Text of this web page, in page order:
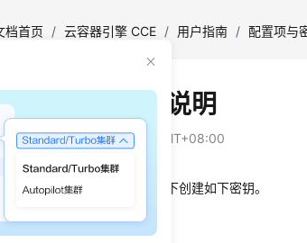
档首页 / 云容器引擎 CCE / 用户指南 / 配置项与
集群系统密钥说明
更新时间：2026-07-28 GMT+08:00
CCE默认会在每个命名空间下创建如下密钥。